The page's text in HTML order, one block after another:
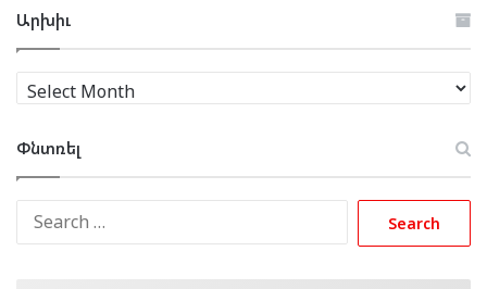
Արխիւ
Արխիւ
Փնտռել